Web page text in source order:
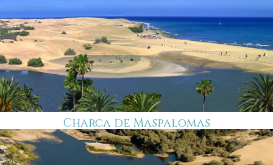
Charca de Maspalomas